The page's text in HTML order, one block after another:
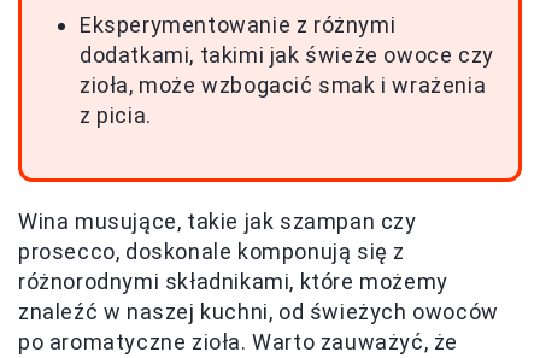
Eksperymentowanie z różnymi
dodatkami, takimi jak świeże owoce czy
zioła, może wzbogacić smak i wrażenia
z picia.
Wina musujące, takie jak szampan czy
prosecco, doskonale komponują się z
różnorodnymi składnikami, które możemy
znaleźć w naszej kuchni, od świeżych owoców
po aromatyczne zioła. Warto zauważyć, że